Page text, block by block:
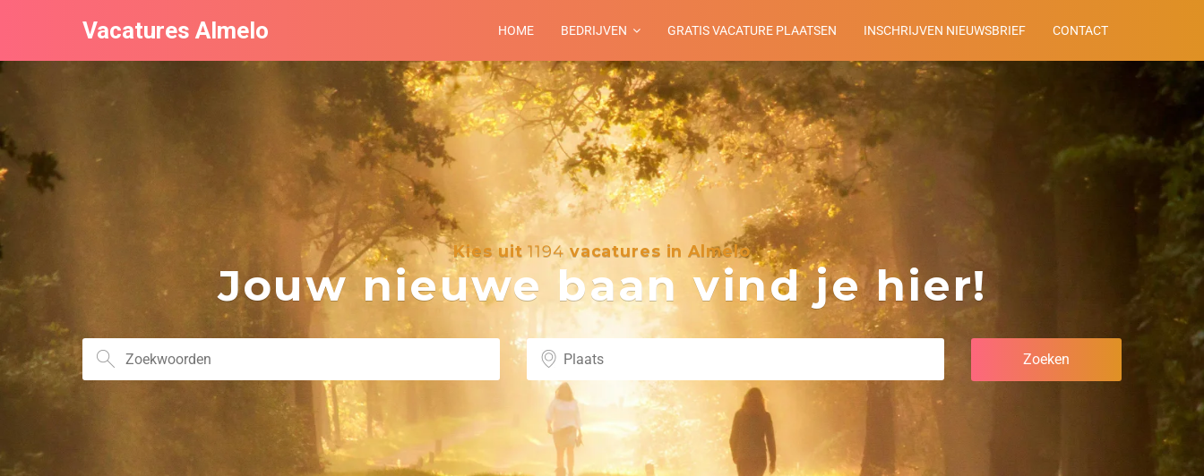
Vacatures Almelo HOME BEDRIJVEN GRATIS VACATURE PLAATSEN INSCHRIJVEN NIEUWSBRIEF CONTACT
Kies uit1194vacatures in Almelo
Jouw nieuwe baan vind je hier!